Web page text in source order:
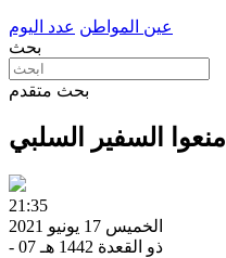
عين المواطن عدد اليوم
بحث
بحث متقدم
امنعوا السفير السلبي
21:35
الخميس 17 يونيو 2021
- 07 ذو القعدة 1442 هـ